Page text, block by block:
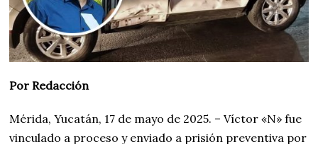
Por Redacción
Mérida, Yucatán, 17 de mayo de 2025. – Víctor «N» fue
vinculado a proceso y enviado a prisión preventiva por